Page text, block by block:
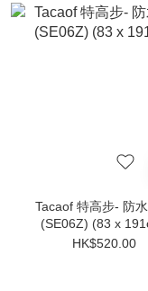
Tacaof 特高步- 防
(SE06Z) (83 x
HK$520.00